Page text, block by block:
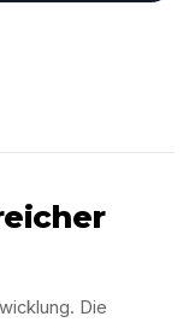
Die